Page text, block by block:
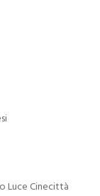
Luce Cinecittà